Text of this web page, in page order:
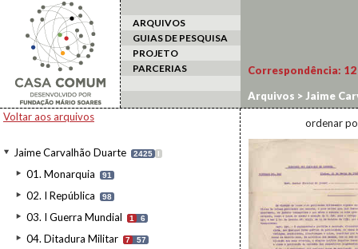
ARQUIVOS
GUIAS DE PESQUISA
PROJETO
PARCERIAS
Voltar aos arquivos
Jaime Carvalhão Duarte 2425 I
01. Monarquia 91
02. I República 98
03. I Guerra Mundial 1 6
04. Ditadura Militar 7 57
Correspondência: 12
Arquivos > Jaime
ordenar